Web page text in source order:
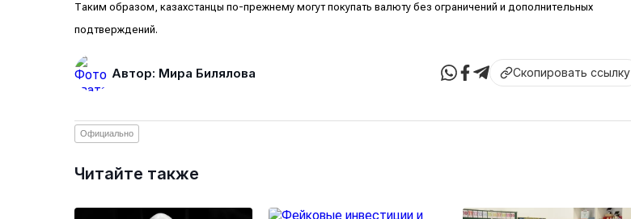
Таким образом, казахстанцы по-прежнему могут покупать валюту без ограничений и дополнительных
подтверждений.
Автор: Мира Билялова Скопировать ссылку
Официально
Читайте также